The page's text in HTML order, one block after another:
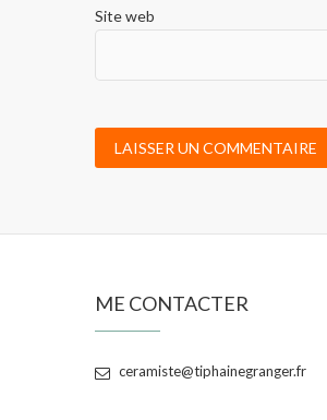
Site web
ME CONTACTER
ceramiste@tiphainegranger.fr